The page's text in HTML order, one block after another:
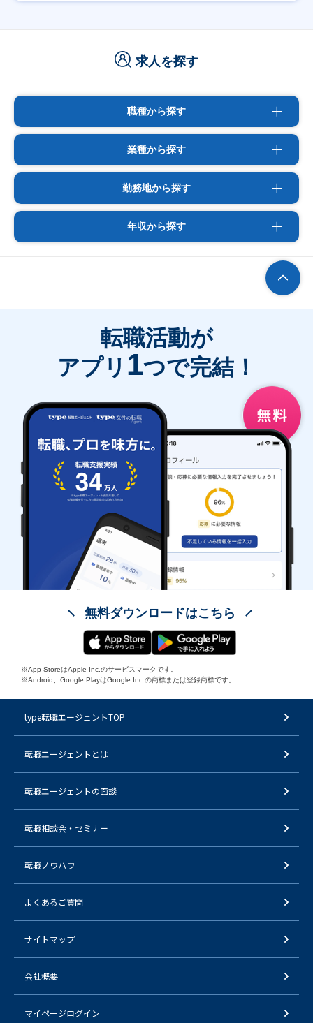
求人を探す
職種から探す
業種から探す
勤務地から探す
年収から探す
転職活動が
アプリ 1つで完結！
無料ダウンロードはこちら
※App StoreはApple Inc.のサービスマークです。
※Android、Google PlayはGoogle Inc.の商標または登録商標です。
type転職エージェントTOP
転職エージェントとは
転職エージェントの面談
転職相談会・セミナー
転職ノウハウ
よくあるご質問
サイトマップ
会社概要
マイページログイン